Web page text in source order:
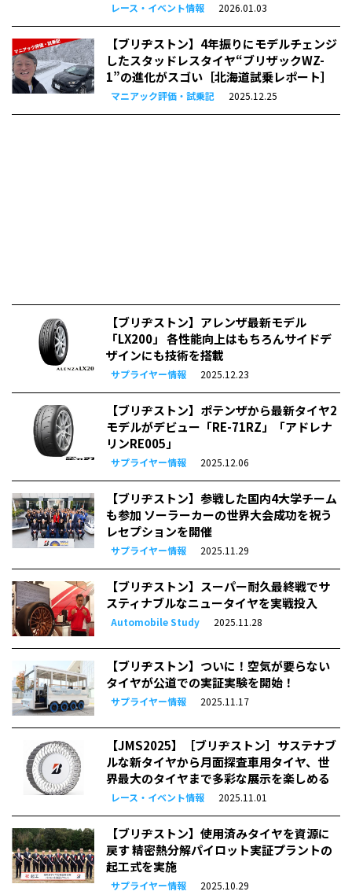
レース・イベント情報 2026.01.03
【ブリヂストン】4年振りにモデルチェンジ
したスタッドレスタイヤ“ブリザックWZ-
1”の進化がスゴい［北海道試乗レポート］
マニアック評価・試乗記 2025.12.25
【ブリヂストン】アレンザ最新モデル
「LX200」 各性能向上はもちろんサイドデ
ザインにも技術を搭載
サプライヤー情報 2025.12.23
【ブリヂストン】ポテンザから最新タイヤ2
モデルがデビュー「RE-71RZ」「アドレナ
リンRE005」
サプライヤー情報 2025.12.06
【ブリヂストン】参戦した国内4大学チーム
も参加 ソーラーカーの世界大会成功を祝う
レセプションを開催
サプライヤー情報 2025.11.29
【ブリヂストン】スーパー耐久最終戦でサ
スティナブルなニュータイヤを実戦投入
Automobile Study 2025.11.28
【ブリヂストン】ついに！空気が要らない
タイヤが公道での実証実験を開始！
サプライヤー情報 2025.11.17
【JMS2025】［ブリヂストン］サステナブ
ルな新タイヤから月面探査車用タイヤ、世
界最大のタイヤまで多彩な展示を楽しめる
レース・イベント情報 2025.11.01
【ブリヂストン】使用済みタイヤを資源に
戻す 精密熱分解パイロット実証プラントの
起工式を実施
サプライヤー情報 2025.10.29